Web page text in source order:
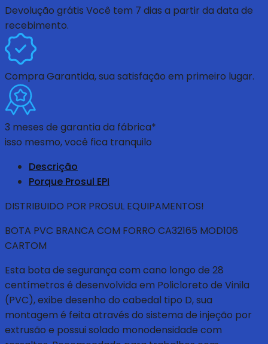
Devolução grátis Você tem 7 dias a partir da data de
recebimento.
Compra Garantida, sua satisfação em primeiro lugar.
3 meses de garantia da fábrica*
isso mesmo, você fica tranquilo
Descrição
Porque Prosul EPI
DISTRIBUIDO POR PROSUL EQUIPAMENTOS!
BOTA PVC BRANCA COM FORRO CA32165 MOD106
CARTOM
Esta bota de segurança com cano longo de 28
centímetros é desenvolvida em Policloreto de Vinila
(PVC), exibe desenho do cabedal tipo D, sua
montagem é feita através do sistema de injeção por
extrusão e possui solado monodensidade com